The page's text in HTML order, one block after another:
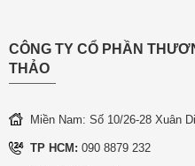
CÔNG TY CỔ PHẦN
THẢO
Miền Nam: Số 10/26-28 Xuân
TP HCM: 090 8879 232